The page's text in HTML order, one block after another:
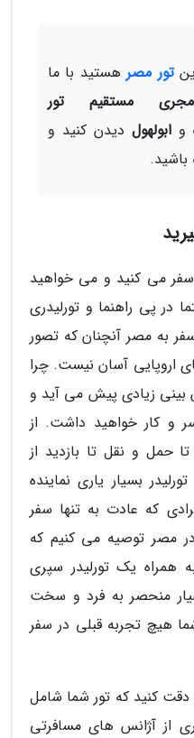
تور مصر هستید با ما
مجری مستقیم تور
وابولهول دیدن کنید و
باشید.
سفر می کنید و می خواهید
در پی راهنما و تورلیدری
به مصر آنچنان که تصور
اروپایی آسان نیست. چرا
بینی زیادی پیش می آید و
و کار خواهید داشت. از
حمل و نقل تا بازدید از
بسیار یاری نماینده
که عادت به تنها سفر
در مصر توصیه می کنیم که
همراه یک تورلیدر سپری
منحصر به فرد و سخت
هیچ تجربه قبلی در سفر
کنید که تور شما شامل
از آژانس های مسافرتی